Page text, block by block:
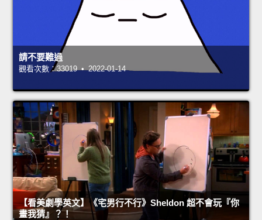
請不要難過
觀看次數：33019 • 2022-01-14
【看美劇學英文】《宅男行不行》Sheldon 超不會玩『你
畫我猜』？！